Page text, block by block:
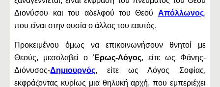
Διονύσου και του αδελφού του Θεού Απόλλωνος,
που είναι στην ουσία ο άλλος του εαυτός.
Προκειμένου όμως να επικοινωνήσουν θνητοί με
Θεούς, μεσολαβεί ο Έρως-Λόγος, είτε ως Φάνης-
Διόνυσος-Δημιουργός, είτε ως Λόγος Σοφίας,
εκφράζοντας κυρίως μια θηλυκή αρχή, που εμπεριέχει